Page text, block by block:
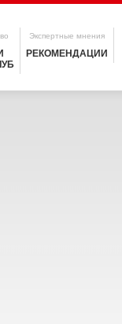
Экспертные мнения
РЕКОМЕНДАЦИИ